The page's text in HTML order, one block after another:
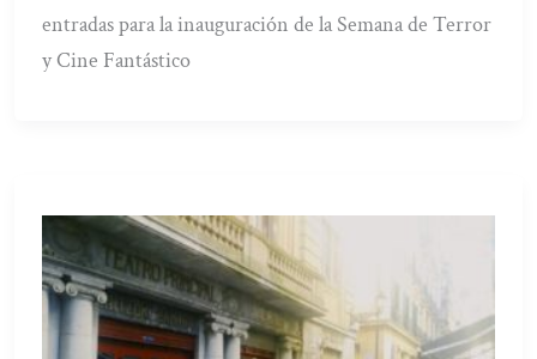
entradas para la inauguración de la Semana de Terror
y Cine Fantástico